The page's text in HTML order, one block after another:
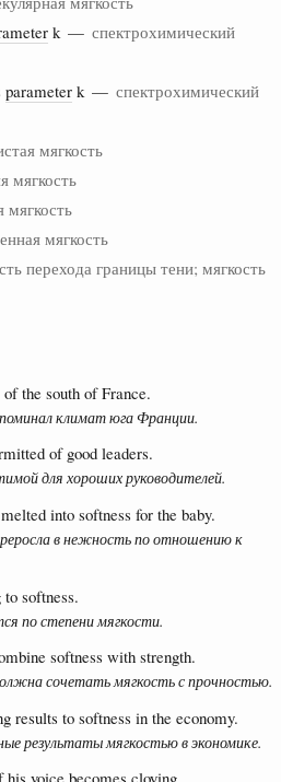
k — спектрохимический
parameter k — спектрохимический
мягкость
мягкость
мягкость
мягкость
перехода границы тени; мягкость
the south of France.
климат юга Франции.
of good leaders.
для хороших руководителей.
into softness for the baby.
в нежность по отношению к
softness.
по степени мягкости.
softness with strength.
сочетать мягкость с прочностью.
results to softness in the economy.
результаты мягкостью в экономике.